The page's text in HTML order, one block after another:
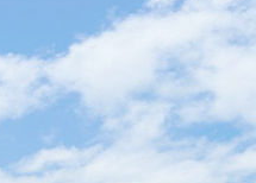
获夺冠体育录像/图片
2025年第12届寰球通顺会
像/图片，中国选手徐露以